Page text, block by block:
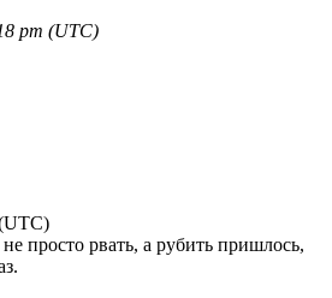
pm (UTC)
просто рвать, а рубить пришлось,